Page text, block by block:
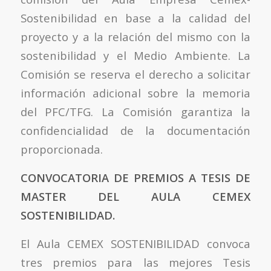
Sostenibilidad en base a la calidad del
proyecto y a la relación del mismo con la
sostenibilidad y el Medio Ambiente. La
Comisión se reserva el derecho a solicitar
información adicional sobre la memoria
del PFC/TFG. La Comisión garantiza la
confidencialidad de la documentación
proporcionada.
CONVOCATORIA DE PREMIOS A TESIS DE
MASTER DEL AULA CEMEX
SOSTENIBILIDAD.
El Aula CEMEX SOSTENIBILIDAD convoca
tres premios para las mejores Tesis